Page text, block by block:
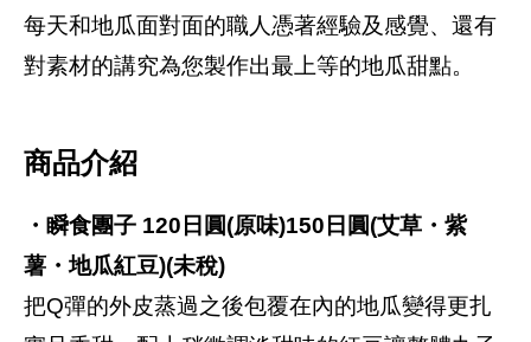
每天和地瓜面對面的職人憑著經驗及感覺、還有
對素材的講究為您製作出最上等的地瓜甜點。
商品介紹
・瞬食團子 120日圓(原味)150日圓(艾草・紫
薯・地瓜紅豆)(未稅)
把Q彈的外皮蒸過之後包覆在內的地瓜變得更扎